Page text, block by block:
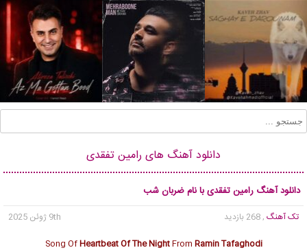
دانلود آهنگ های رامین تفقدی
دانلود آهنگ رامین تفقدی با نام ضربان شب
تک آهنگ , 268 بازدید
9th ژوئن 2025
Song OfHeartbeat Of The NightFrom Ramin Tafaghodi